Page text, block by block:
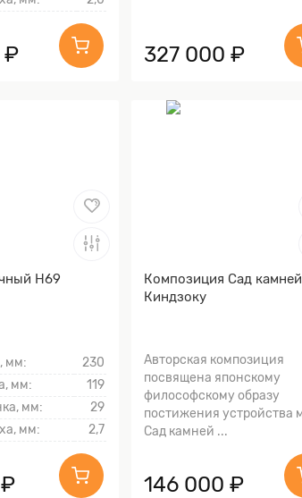
₽ 327 000 ₽
Н69
мм:
230
мм:
119
мм:
29
мм:
2,7
Композиция Сад камней
Киндзоку
Авторская композиция
посвящена японскому
философскому образу
постижения устройства
Сад камней ...
146 000 ₽